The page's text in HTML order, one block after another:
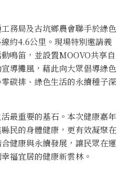
務局及古坑鄉農會聯手於綠色
約4.6公里。現場特別邀請義
鳴笛，並設置MOOVO共享自
導攤風，藉此向大眾倡導綠色
碳排、綠色生活的永續種子深
最重要的基石。本次健康嘉年
民的身體健康，更有效凝聚在
健康與永續發展，讓民眾在運
福宜居的健康新雲林。